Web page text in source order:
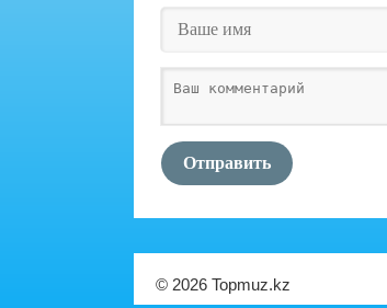
Отправить
© 2026 Topmuz.kz